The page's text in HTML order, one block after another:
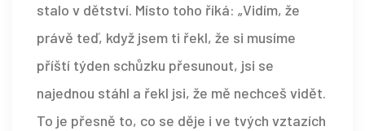
stalo v dětství. Místo toho říká: „Vidím, že
právě teď, když jsem ti řekl, že si musíme
příští týden schůzku přesunout, jsi se
najednou stáhl a řekl jsi, že mě nechceš vidět.
To je přesně to, co se děje i ve tvých vztazích